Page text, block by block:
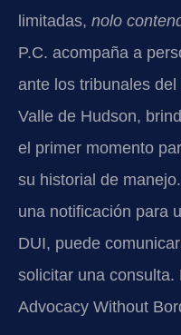
limitadas, nolo
P.C. acompaña a
ante los tribunales
Valle de Hudson,
el primer momento
su historial de
una notificación para
DUI, puede
solicitar una consulta.
Advocacy Without